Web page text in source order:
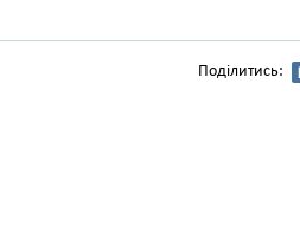
Поділитись: